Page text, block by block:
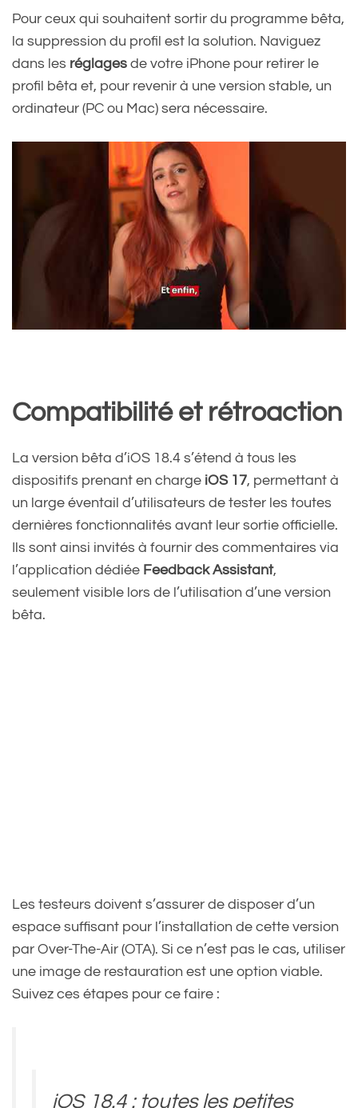
Pour ceux qui souhaitent sortir du programme bêta,
la suppression du profil est la solution. Naviguez
dans les réglages de votre iPhone pour retirer le
profil bêta et, pour revenir à une version stable, un
ordinateur (PC ou Mac) sera nécessaire.
Compatibilité et rétroaction
La version bêta d’iOS 18.4 s’étend à tous les
dispositifs prenant en charge iOS 17, permettant à
un large éventail d’utilisateurs de tester les toutes
dernières fonctionnalités avant leur sortie officielle.
Ils sont ainsi invités à fournir des commentaires via
l’application dédiée Feedback Assistant,
seulement visible lors de l’utilisation d’une version
bêta.
Les testeurs doivent s’assurer de disposer d’un
espace suffisant pour l’installation de cette version
par Over-The-Air (OTA). Si ce n’est pas le cas, utiliser
une image de restauration est une option viable.
Suivez ces étapes pour ce faire :
iOS 18.4 : toutes les petites